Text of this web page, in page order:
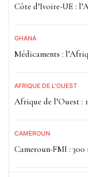
Côte d’Ivoire-UE :
GHANA
Médicaments :
AFRIQUE DE L'OUEST
Afrique de l’Ouest :
CAMEROUN
Cameroun-FMI :